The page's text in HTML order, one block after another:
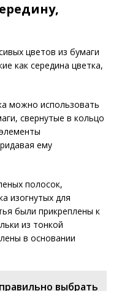
цветов из бумаги
как середина цветка,
можно использовать
свернутые в кольцо
ему
полосок,
изогнутых для
были прикреплены к
из тонкой
в основании
выбрать